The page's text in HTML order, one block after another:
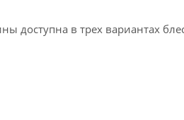
доступна в трех вариантах